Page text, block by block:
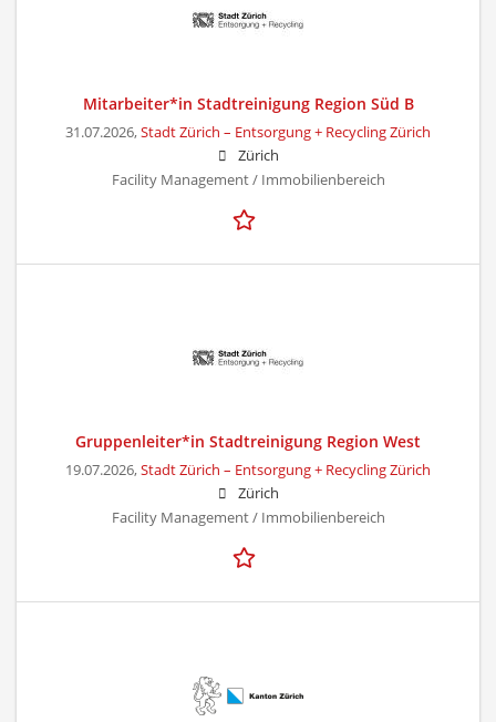
Mitarbeiter*in Stadtreinigung Region Süd B
31.07.2026,Stadt Zürich – Entsorgung + Recycling Zürich
Zürich
Facility Management / Immobilienbereich
Gruppenleiter*in Stadtreinigung Region West
19.07.2026,Stadt Zürich – Entsorgung + Recycling Zürich
Zürich
Facility Management / Immobilienbereich